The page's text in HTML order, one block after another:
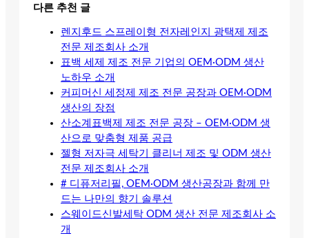
다른 추천 글
렌지후드 스프레이형 전자레인지 광택제 제조
전문 제조회사 소개
표백 세제 제조 전문 기업의 OEM·ODM 생산
노하우 소개
커피머신 세정제 제조 전문 공장과 OEM·ODM
생산의 장점
산소계표백제 제조 전문 공장 – OEM·ODM 생
산으로 맞춤형 제품 공급
젤형 저자극 세탁기 클리너 제조 및 ODM 생산
전문 제조회사 소개
# 디퓨저리필, OEM·ODM 생산공장과 함께 만
드는 나만의 향기 솔루션
스웨이드신발세탁 ODM 생산 전문 제조회사 소
개